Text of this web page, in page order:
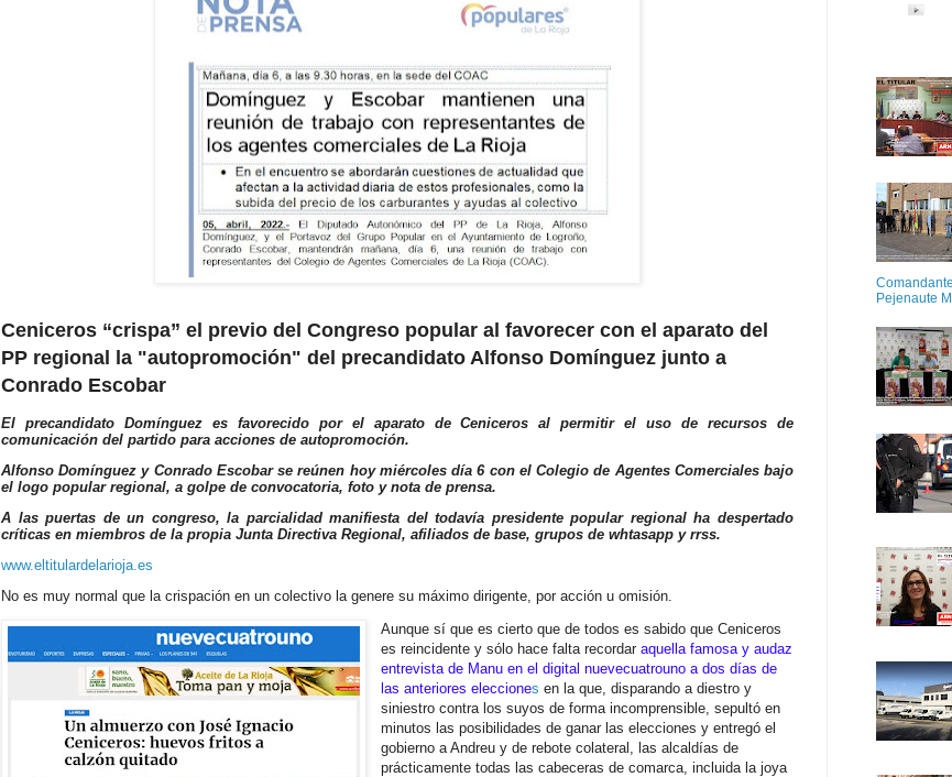
Ceniceros “crispa” el previo del Congreso popular al favorecer con el aparato del
PP regional la "autopromoción" del precandidato Alfonso Domínguez junto a
Conrado Escobar
El precandidato Domínguez es favorecido por el aparato de Ceniceros al permitir el uso de recursos de
comunicación del partido para acciones de autopromoción.
Alfonso Domínguez y Conrado Escobar se reúnen hoy miércoles día 6 con el Colegio de Agentes Comerciales bajo
el logo popular regional, a golpe de convocatoria, foto y nota de prensa.
A las puertas de un congreso, la parcialidad manifiesta del todavía presidente popular regional ha despertado
críticas en miembros de la propia Junta Directiva Regional, afiliados de base, grupos de whtasapp y rrss.
www.eltitulardelarioja.es
No es muy normal que la crispación en un colectivo la genere su máximo dirigente, por acción u omisión.
Aunque sí que es cierto que de todos es sabido que Ceniceros
es reincidente y sólo hace falta recordaraquella famosa y audaz
entrevista de Manu en el digital nuevecuatrouno a dos días de
las anteriores elecciones en la que, disparando a diestro y
siniestro contra los suyos de forma incomprensible, sepultó en
minutos las posibilidades de ganar las elecciones y entregó el
gobierno a Andreu y de rebote colateral, las alcaldías de
prácticamente todas las cabeceras de comarca, incluida la joya
Pejenaute